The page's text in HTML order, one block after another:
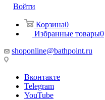
Войти
Корзина0
Избранные товары0
shoponline@bathpoint.ru
Вконтакте
Telegram
YouTube